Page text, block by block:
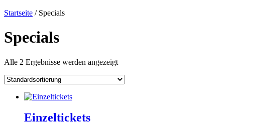
Startseite / Specials
Specials
Alle 2 Ergebnisse werden angezeigt
Einzeltickets